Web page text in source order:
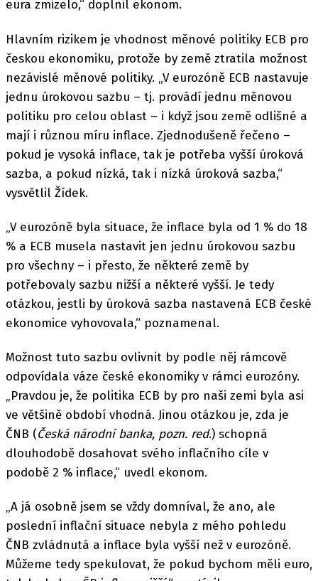
eura zmizelo,“ doplnil ekonom.
Hlavním rizikem je vhodnost měnové politiky ECB pro
českou ekonomiku, protože by země ztratila možnost
nezávislé měnové politiky. „V eurozóně ECB nastavuje
jednu úrokovou sazbu – tj. provádí jednu měnovou
politiku pro celou oblast – i když jsou země odlišné a
mají i různou míru inflace. Zjednodušeně řečeno –
pokud je vysoká inflace, tak je potřeba vyšší úroková
sazba, a pokud nízká, tak i nízká úroková sazba,“
vysvětlil Žídek.
„V eurozóně byla situace, že inflace byla od 1 % do 18
% a ECB musela nastavit jen jednu úrokovou sazbu
pro všechny – i přesto, že některé země by
potřebovaly sazbu nižší a některé vyšší. Je tedy
otázkou, jestli by úroková sazba nastavená ECB české
ekonomice vyhovovala,“ poznamenal.
Možnost tuto sazbu ovlivnit by podle něj rámcově
odpovídala váze české ekonomiky v rámci eurozóny.
„Pravdou je, že politika ECB by pro naši zemi byla asi
ve většině období vhodná. Jinou otázkou je, zda je
ČNB (Česká národní banka, pozn. red.) schopná
dlouhodobě dosahovat svého inflačního cíle v
podobě 2 % inflace,“ uvedl ekonom.
„A já osobně jsem se vždy domníval, že ano, ale
poslední inflační situace nebyla z mého pohledu
ČNB zvládnutá a inflace byla vyšší než v eurozóně.
Můžeme tedy spekulovat, že pokud bychom měli euro,